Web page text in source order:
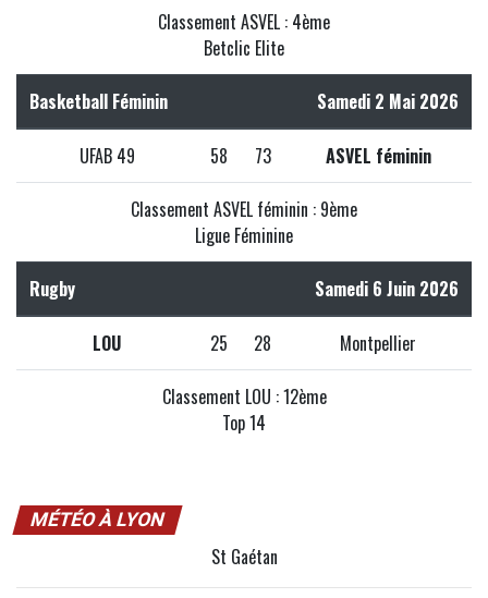
Classement ASVEL : 4ème
Betclic Elite
Basketball Féminin Samedi 2 Mai 2026
UFAB 49 58 73 ASVEL féminin
Classement ASVEL féminin : 9ème
Ligue Féminine
Rugby Samedi 6 Juin 2026
LOU 25 28 Montpellier
Classement LOU : 12ème
Top 14
MÉTÉO À LYON
St Gaétan